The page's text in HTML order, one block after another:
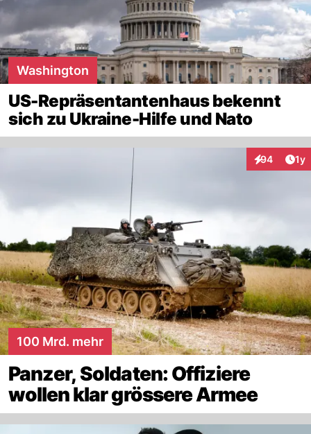
Washington
US-Repräsentantenhaus bekennt
sich zu Ukraine-Hilfe und Nato
94 1y
100 Mrd. mehr
Panzer, Soldaten: Offiziere
wollen klar grössere Armee